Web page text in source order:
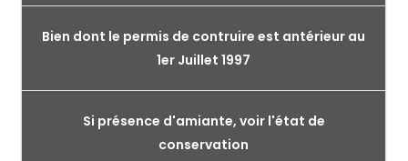
Bien dont le permis de contruire est antérieur au
1er Juillet 1997
Si présence d'amiante, voir l'état de
conservation